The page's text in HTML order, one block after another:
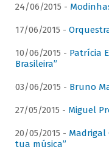
24/06/2015 -
17/06/2015 -
10/06/2015 - Patrícia
Brasileira”
03/06/2015 - Bruno
27/05/2015 - Miguel
20/05/2015 - Madrigal
tua música”